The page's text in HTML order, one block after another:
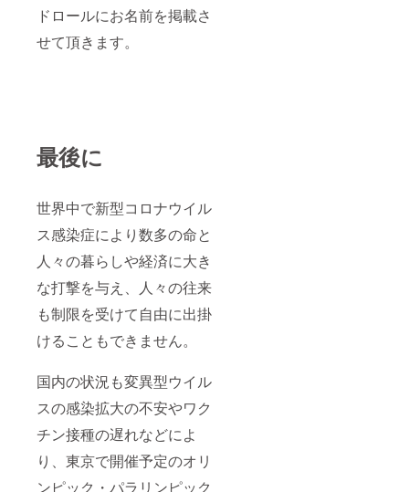
ドロールにお名前を掲載さ
せて頂きます。
最後に
世界中で新型コロナウイル
ス感染症により数多の命と
人々の暮らしや経済に大き
な打撃を与え、人々の往来
も制限を受けて自由に出掛
けることもできません。
国内の状況も変異型ウイル
スの感染拡大の不安やワク
チン接種の遅れなどによ
り、東京で開催予定のオリ
ンピック・パラリンピック